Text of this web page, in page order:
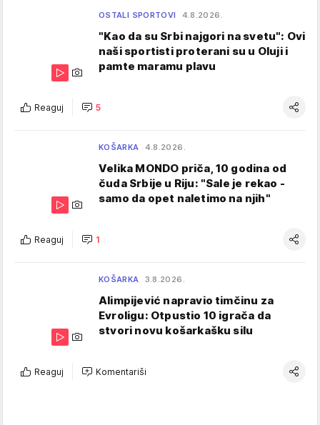
OSTALI SPORTOVI 4.8.2026.
"Kao da su Srbi najgori na svetu": Ovi
naši sportisti proterani su u Oluji i
pamte maramu plavu
Reaguj 5
KOŠARKA 4.8.2026.
Velika MONDO priča, 10 godina od
čuda Srbije u Riju: "Sale je rekao -
samo da opet naletimo na njih"
Reaguj 1
KOŠARKA 3.8.2026.
Alimpijević napravio timčinu za
Evroligu: Otpustio 10 igrača da
stvori novu košarkašku silu
Reaguj Komentariši